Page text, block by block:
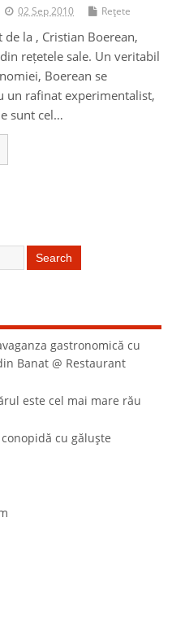
02 Sep 2010 Reţete
la , Cristian Boerean,
rețetele sale. Un veritabil
Boerean se
un rafinat experimentalist,
sunt cel…
gastronomică cu
Banat @ Restaurant
este cel mai mare rău
cu găluşte